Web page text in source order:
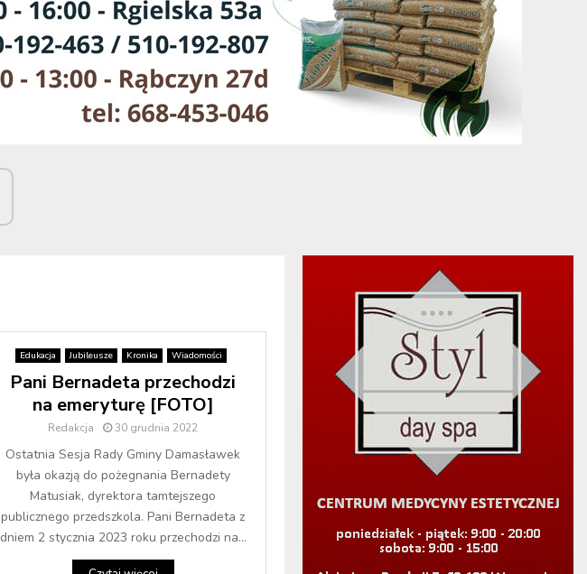
Edukacja Jubileusze Kronika Wiadomości
Pani Bernadeta przechodzi
na emeryturę [FOTO]
Redakcja 30 grudnia 2022
Ostatnia Sesja Rady Gminy Damasławek
była okazją do pożegnania Bernadety
Matusiak, dyrektora tamtejszego
publicznego przedszkola. Pani Bernadeta z
dniem 2 stycznia 2023 roku przechodzi na...